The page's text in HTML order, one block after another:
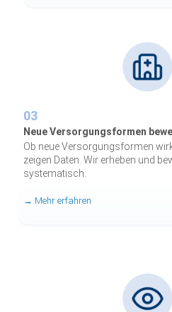
03
Neue Versorgungsformen
Ob neue Versorgungsformen
zeigen Daten. Wir erheben und
systematisch.
→ Mehr erfahren